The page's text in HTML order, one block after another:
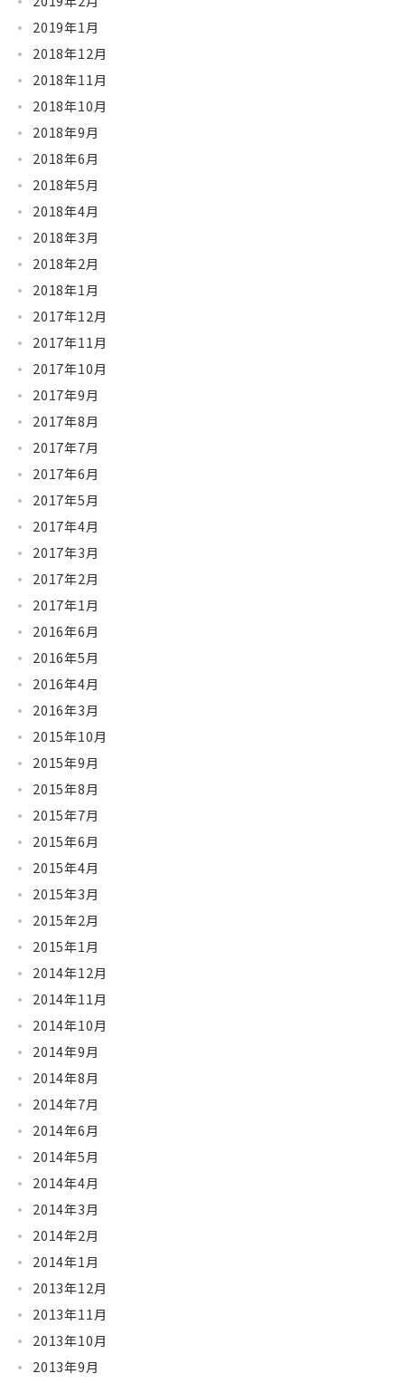
2019年1月
2018年12月
2018年11月
2018年10月
2018年9月
2018年6月
2018年5月
2018年4月
2018年3月
2018年2月
2018年1月
2017年12月
2017年11月
2017年10月
2017年9月
2017年8月
2017年7月
2017年6月
2017年5月
2017年4月
2017年3月
2017年2月
2017年1月
2016年6月
2016年5月
2016年4月
2016年3月
2015年10月
2015年9月
2015年8月
2015年7月
2015年6月
2015年4月
2015年3月
2015年2月
2015年1月
2014年12月
2014年11月
2014年10月
2014年9月
2014年8月
2014年7月
2014年6月
2014年5月
2014年4月
2014年3月
2014年2月
2014年1月
2013年12月
2013年11月
2013年10月
2013年9月